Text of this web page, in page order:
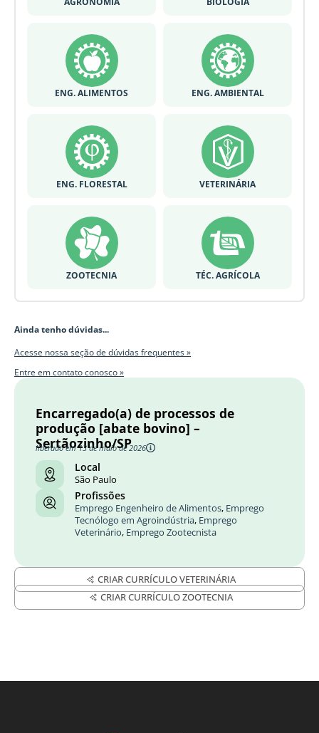
ENG. ALIMENTOS ENG. AMBIENTAL
ENG. FLORESTAL VETERINÁRIA
ZOOTECNIA TÉC. AGRÍCOLA
Ainda tenho dúvidas...
Acesse nossa seção de dúvidas frequentes »
Entre em contato conosco »
Encarregado(a) de processos de
produção [abate bovino] –
Sertãozinho/SP
liberado em 13 de maio de 2026
Local
São Paulo
Profissões
Emprego Engenheiro de Alimentos, Emprego
Tecnólogo em Agroindústria, Emprego
Veterinário, Emprego Zootecnista
CRIAR CURRÍCULO VETERINÁRIA
CRIAR CURRÍCULO ZOOTECNIA